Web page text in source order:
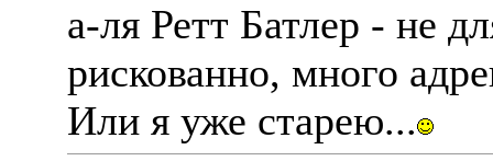
а-ля Ретт Батлер - не
рискованно, много
Или я уже старею...